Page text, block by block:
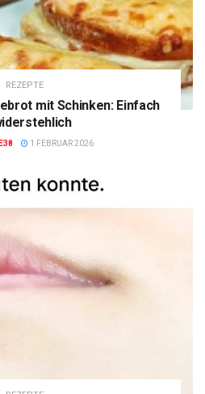
REZEPTE
mit Schinken: Einfach
1 FEBRUAR 2026